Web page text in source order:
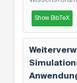
Show BibTeX